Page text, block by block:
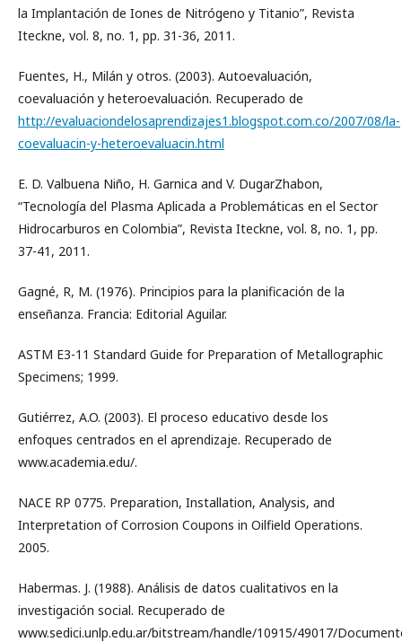
la Implantación de Iones de Nitrógeno y Titanio”, Revista
Iteckne, vol. 8, no. 1, pp. 31-36, 2011.
Fuentes, H., Milán y otros. (2003). Autoevaluación,
coevaluación y heteroevaluación. Recuperado de
http://evaluaciondelosaprendizajes1.blogspot.com.co/2007/08/la-
coevaluacin-y-heteroevaluacin.html
E. D. Valbuena Niño, H. Garnica and V. DugarZhabon,
“Tecnología del Plasma Aplicada a Problemáticas en el Sector
Hidrocarburos en Colombia”, Revista Iteckne, vol. 8, no. 1, pp.
37-41, 2011.
Gagné, R, M. (1976). Principios para la planificación de la
enseñanza. Francia: Editorial Aguilar.
ASTM E3-11 Standard Guide for Preparation of Metallographic
Specimens; 1999.
Gutiérrez, A.O. (2003). El proceso educativo desde los
enfoques centrados en el aprendizaje. Recuperado de
www.academia.edu/.
NACE RP 0775. Preparation, Installation, Analysis, and
Interpretation of Corrosion Coupons in Oilfield Operations.
2005.
Habermas. J. (1988). Análisis de datos cualitativos en la
investigación social. Recuperado de
www.sedici.unlp.edu.ar/bitstream/handle/10915/49017/